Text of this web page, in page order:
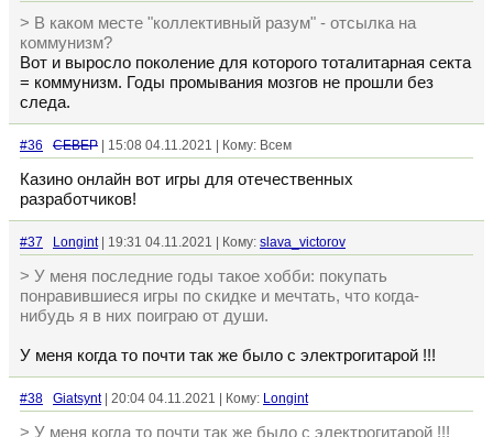
> В каком месте "коллективный разум" - отсылка на
коммунизм?
Вот и выросло поколение для которого тоталитарная секта
= коммунизм. Годы промывания мозгов не прошли без
следа.
#36 CEBEP | 15:08 04.11.2021 | Кому: Всем
Казино онлайн вот игры для отечественных
разработчиков!
#37 Longint| 19:31 04.11.2021 | Кому: slava_victorov
> У меня последние годы такое хобби: покупать
понравившиеся игры по скидке и мечтать, что когда-
нибудь я в них поиграю от души.
У меня когда то почти так же было с электрогитарой !!!
#38 Giatsynt| 20:04 04.11.2021 | Кому: Longint
> У меня когда то почти так же было с электрогитарой !!!